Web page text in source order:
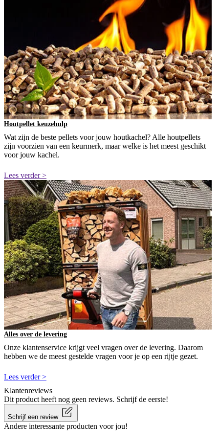
Houtpellet keuzehulp
Wat zijn de beste pellets voor jouw houtkachel? Alle houtpellets
zijn voorzien van een keurmerk, maar welke is het meest geschikt
voor jouw kachel.
Lees verder >
Alles over de levering
Onze klantenservice krijgt veel vragen over de levering. Daarom
hebben we de meest gestelde vragen voor je op een rijtje gezet.
Lees verder >
Klantenreviews
Dit product heeft nog geen reviews. Schrijf de eerste!
Schrijf een review
Andere interessante producten voor jou!